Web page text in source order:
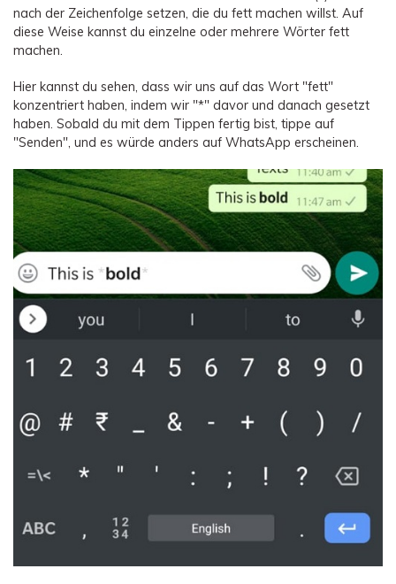
nach der Zeichenfolge setzen, die du fett machen willst. Auf
diese Weise kannst du einzelne oder mehrere Wörter fett
machen.
Hier kannst du sehen, dass wir uns auf das Wort "fett"
konzentriert haben, indem wir "*" davor und danach gesetzt
haben. Sobald du mit dem Tippen fertig bist, tippe auf
"Senden", und es würde anders auf WhatsApp erscheinen.